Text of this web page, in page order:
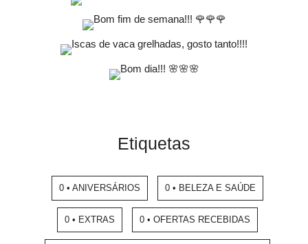
Etiquetas
0 • ANIVERSÁRIOS 0 • BELEZA E SAÚDE
0 • EXTRAS 0 • OFERTAS RECEBIDAS